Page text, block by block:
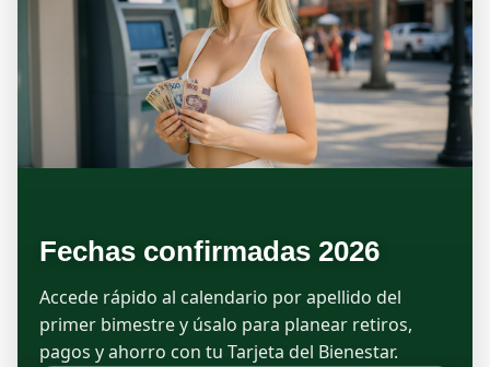
Fechas confirmadas 2026
Accede rápido al calendario por apellido del
primer bimestre y úsalo para planear retiros,
pagos y ahorro con tu Tarjeta del Bienestar.